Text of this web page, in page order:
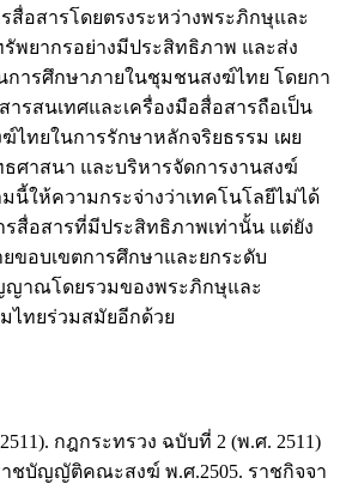
สื่อสารโดยตรงระหว่างพระภิกษุและ
พยากรอย่างมีประสิทธิภาพ และส่ง
การศึกษาภายในชุมชนสงฆ์ไทย โดยกา
รสนเทศและเครื่องมือสื่อสารถือเป็น
ไทยในการรักษาหลักจริยธรรม เผย
ศาสนา และบริหารจัดการงานสงฆ์
นี้ให้ความกระจ่างว่าเทคโนโลยีไม่ได้
รสื่อสารที่มีประสิทธิภาพเท่านั้น แต่ยัง
ขอบเขตการศึกษาและยกระดับ
าณโดยรวมของพระภิกษุและ
ไทยร่วมสมัยอีกด้วย
กฎกระทรวง ฉบับที่ 2 (พ.ศ. 2511)
ชบัญญัติคณะสงฆ์ พ.ศ.2505. ราชกิจจา